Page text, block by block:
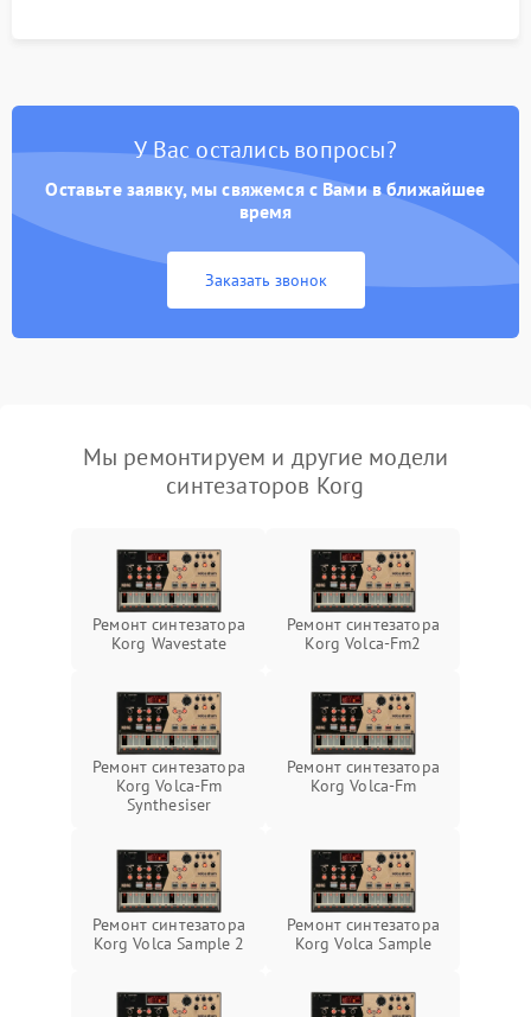
У Вас остались вопросы?
Оставьте заявку, мы свяжемся с Вами в ближайшее
время
Заказать звонок
Мы ремонтируем и другие модели
синтезаторов Korg
Ремонт синтезатора
Korg Wavestate
Ремонт синтезатора
Korg Volca-Fm2
Ремонт синтезатора
Korg Volca-Fm
Synthesiser
Ремонт синтезатора
Korg Volca-Fm
Ремонт синтезатора
Korg Volca Sample 2
Ремонт синтезатора
Korg Volca Sample